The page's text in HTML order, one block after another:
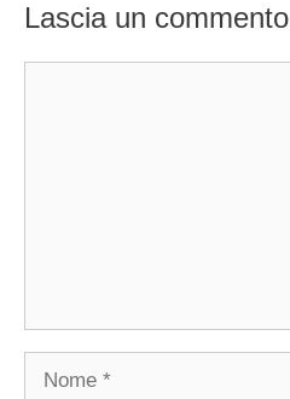
Lascia un commento
Nome